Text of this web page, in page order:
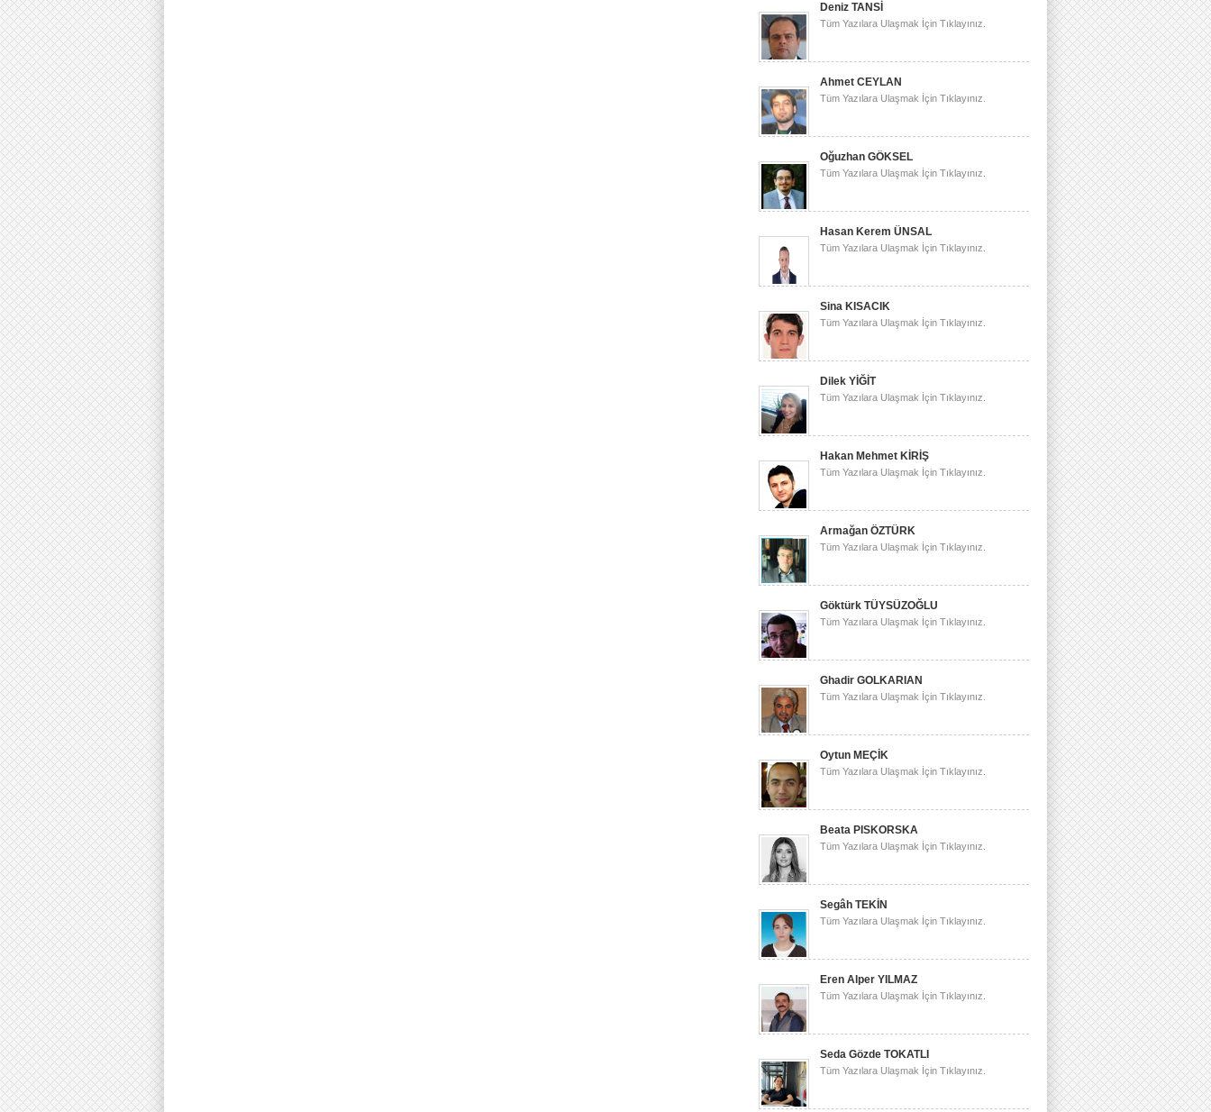
Deniz TANSİ
Tüm Yazılara Ulaşmak İçin Tıklayınız.
Ahmet CEYLAN
Tüm Yazılara Ulaşmak İçin Tıklayınız.
Oğuzhan GÖKSEL
Tüm Yazılara Ulaşmak İçin Tıklayınız.
Hasan Kerem ÜNSAL
Tüm Yazılara Ulaşmak İçin Tıklayınız.
Sina KISACIK
Tüm Yazılara Ulaşmak İçin Tıklayınız.
Dilek YİĞİT
Tüm Yazılara Ulaşmak İçin Tıklayınız.
Hakan Mehmet KİRİŞ
Tüm Yazılara Ulaşmak İçin Tıklayınız.
Armağan ÖZTÜRK
Tüm Yazılara Ulaşmak İçin Tıklayınız.
Göktürk TÜYSÜZOĞLU
Tüm Yazılara Ulaşmak İçin Tıklayınız.
Ghadir GOLKARIAN
Tüm Yazılara Ulaşmak İçin Tıklayınız.
Oytun MEÇİK
Tüm Yazılara Ulaşmak İçin Tıklayınız.
Beata PISKORSKA
Tüm Yazılara Ulaşmak İçin Tıklayınız.
Segâh TEKİN
Tüm Yazılara Ulaşmak İçin Tıklayınız.
Eren Alper YILMAZ
Tüm Yazılara Ulaşmak İçin Tıklayınız.
Seda Gözde TOKATLI
Tüm Yazılara Ulaşmak İçin Tıklayınız.